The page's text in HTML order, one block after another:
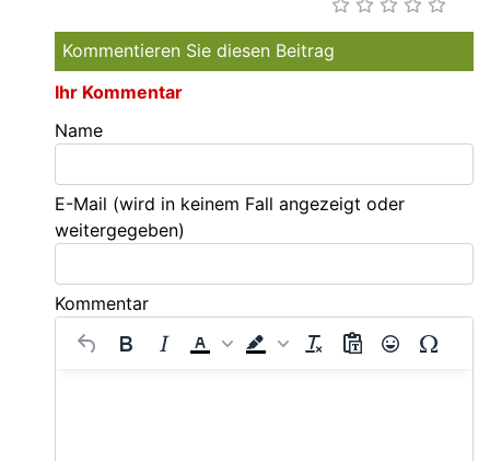
Kommentieren Sie diesen Beitrag
Ihr Kommentar
Name
E-Mail (wird in keinem Fall angezeigt oder
weitergegeben)
Kommentar